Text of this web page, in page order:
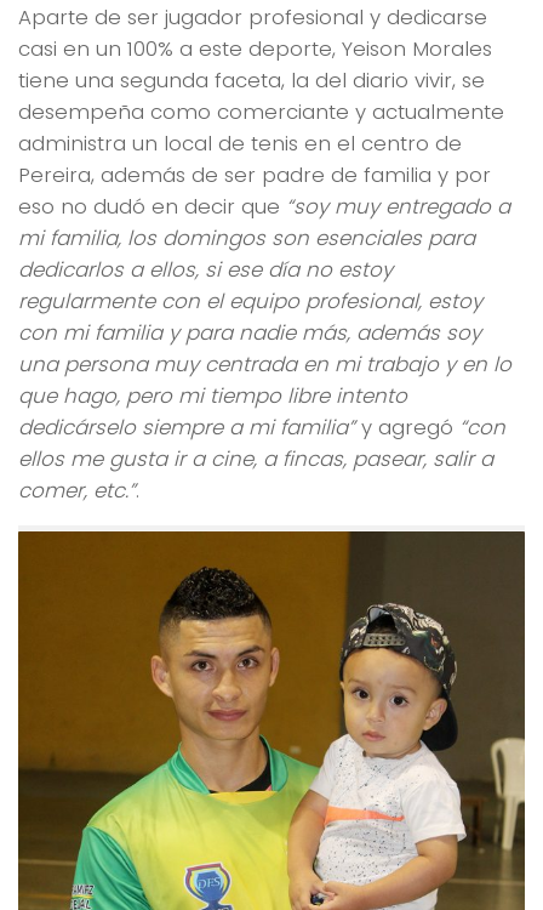
Aparte de ser jugador profesional y dedicarse
casi en un 100% a este deporte, Yeison Morales
tiene una segunda faceta, la del diario vivir, se
desempeña como comerciante y actualmente
administra un local de tenis en el centro de
Pereira, además de ser padre de familia y por
eso no dudó en decir que “soy muy entregado a
mi familia, los domingos son esenciales para
dedicarlos a ellos, si ese día no estoy
regularmente con el equipo profesional, estoy
con mi familia y para nadie más, además soy
una persona muy centrada en mi trabajo y en lo
que hago, pero mi tiempo libre intento
dedicárselo siempre a mi familia”y agregó “con
ellos me gusta ir a cine, a fincas, pasear, salir a
comer, etc.”.